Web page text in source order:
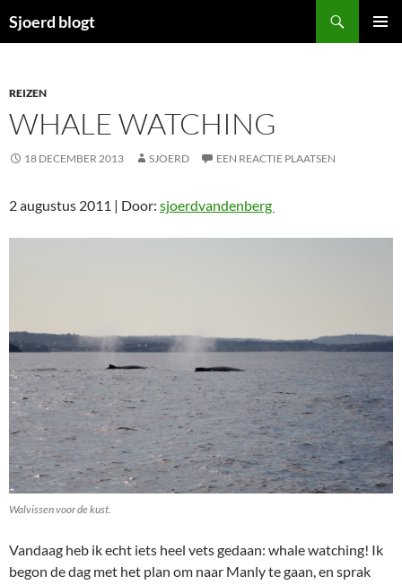
naar
Sjoerd blogt
REIZEN
WHALE WATCHING
18 DECEMBER 2013 SJOERD EEN REACTIE PLAATSEN
2 augustus 2011 | Door: sjoerdvandenberg
Walvissen voor de kust.
Vandaag heb ik echt iets heel vets gedaan: whale watching! Ik
begon de dag met het plan om naar Manly te gaan, en sprak